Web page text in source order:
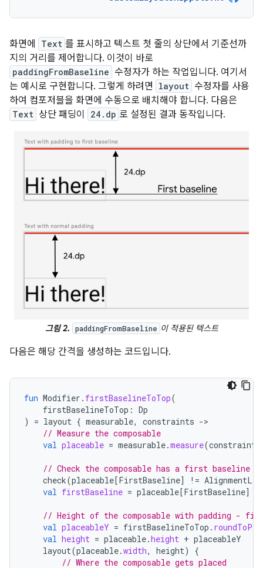
화면에 Text 를 표시하고 텍스트 첫 줄의 상단에서 기준선까
지의 거리를 제어합니다. 이것이 바로
paddingFromBaseline 수정자가 하는 작업입니다. 여기서
는 예시로 구현합니다. 그렇게 하려면
layout 수정자를 사용
하여 컴포저블을 화면에 수동으로 배치해야 합니다. 다음은
Text 상단 패딩이 24.dp 로 설정된 결과 동작입니다.
그림 2. paddingFromBaseline 이 적용된 텍스트
다음은 해당 간격을 생성하는 코드입니다.
fun Modifier . firstBaselineToTop(
firstBaselineToTop : Dp
)
= layout { measurable, constraints -
// Measure the composable
val placeable = measurable.measure(constraints
// Check the composable has a first baseline
check(placeable[FirstBaseline] !=
val firstBaseline = placeable[FirstBaseline]
// Height of the composable with padding -
val placeableY = firstBaselineToTop . roundToPx
val height = placeable.height + placeableY
layout(placeable.width, height)
{
// Where the composable gets placed